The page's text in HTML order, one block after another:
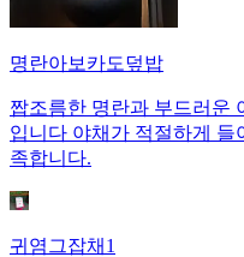
명란아보카도덮밥
짭조름한 명란과 부드러운
입니다 야채가 적절하게
족합니다.
귀염그잡채1